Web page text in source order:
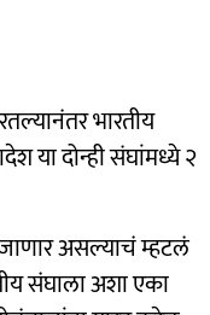
भारतीय
या दोन्ही संघांमध्ये २
जाणार असल्याचं म्हटलं
संघाला अशा एका